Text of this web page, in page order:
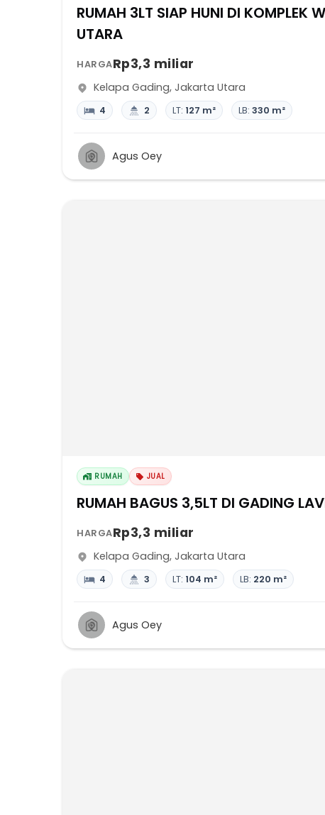
RUMAH 3LT SIAP HUNI DI KOMPLEK
UTARA
HARGARp3,3 miliar
Kelapa Gading, Jakarta Utara
4 2 LT: 127 m² LB: 330 m²
Agus Oey
RUMAH JUAL
RUMAH BAGUS 3,5LT DI GADING
HARGARp3,3 miliar
Kelapa Gading, Jakarta Utara
4 3 LT: 104 m² LB: 220 m²
Agus Oey